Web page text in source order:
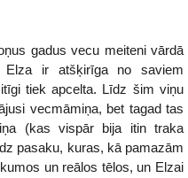
gadus vecu meiteni vārdā
Elza ir atšķirīga no saviem
tiek apcelta. Līdz šim viņu
vecmāmiņa, bet tagad tas
(kas vispār bija itin traka
pasaku, kuras, kā pamazām
un reālos tēlos, un Elzai